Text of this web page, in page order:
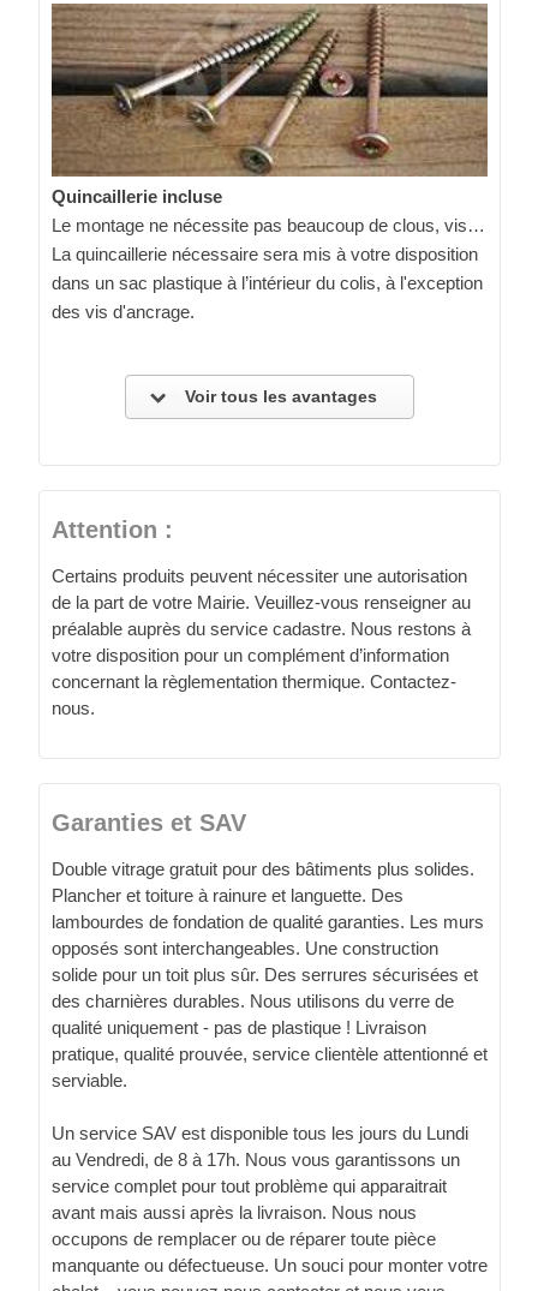
Quincaillerie incluse
Le montage ne nécessite pas beaucoup de clous, vis…
La quincaillerie nécessaire sera mis à votre disposition
dans un sac plastique à l’intérieur du colis, à l'exception
des vis d'ancrage.
Voir tous les avantages
Attention :
Certains produits peuvent nécessiter une autorisation
de la part de votre Mairie. Veuillez-vous renseigner au
préalable auprès du service cadastre. Nous restons à
votre disposition pour un complément d’information
concernant la règlementation thermique. Contactez-
nous.
Garanties et SAV
Double vitrage gratuit pour des bâtiments plus solides.
Plancher et toiture à rainure et languette. Des
lambourdes de fondation de qualité garanties. Les murs
opposés sont interchangeables. Une construction
solide pour un toit plus sûr. Des serrures sécurisées et
des charnières durables. Nous utilisons du verre de
qualité uniquement - pas de plastique ! Livraison
pratique, qualité prouvée, service clientèle attentionné et
serviable.
Un service SAV est disponible tous les jours du Lundi
au Vendredi, de 8 à 17h. Nous vous garantissons un
service complet pour tout problème qui apparaitrait
avant mais aussi après la livraison. Nous nous
occupons de remplacer ou de réparer toute pièce
manquante ou défectueuse. Un souci pour monter votre